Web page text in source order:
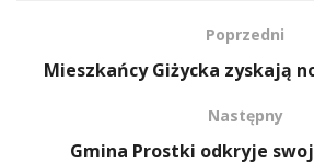
Poprzedni
Mieszkańcy Giżycka zyskają
Następny
Gmina Prostki odkryje